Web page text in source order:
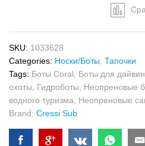
SKU: 1033628
Categories: Носки/Боты Тапочки
Tags: Боты Coral Боты для
охоты
Гидроботы Неопреновые
водного туризма
Неопреновые
Brand: Cressi Sub